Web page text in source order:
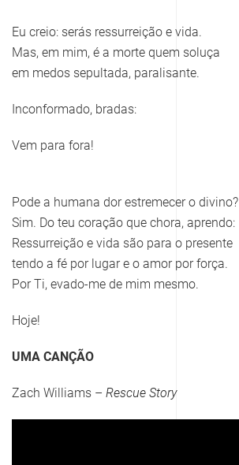
Eu creio: serás ressurreição e vida.
Mas, em mim, é a morte quem soluça
em medos sepultada, paralisante.
Inconformado, bradas:
Vem para fora!
Pode a humana dor estremecer o divino?
Sim. Do teu coração que chora, aprendo:
Ressurreição e vida são para o presente
tendo a fé por lugar e o amor por força.
Por Ti, evado-me de mim mesmo.
Hoje!
UMA CANÇÃO
Zach Williams – Rescue Story